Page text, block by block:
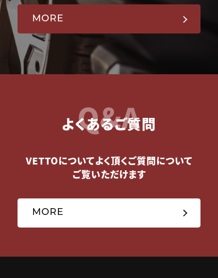
MORE
Q&A
よくあるご質問
VETTOについてよく頂くご質問について
ご覧いただけます
MORE